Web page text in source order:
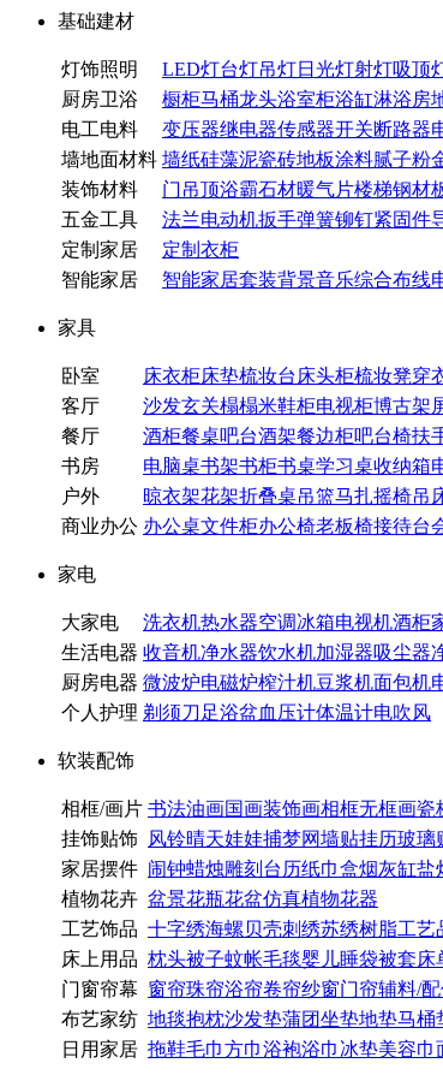
基础建材
灯饰照明 LED灯台灯吊灯日光灯射灯吸顶
厨房卫浴
橱柜马桶龙头浴室柜浴缸淋浴房
电工电料
变压器继电器传感器开关断路器
墙地面材料 墙纸硅藻泥瓷砖地板涂料腻子粉
装饰材料
门 吊顶浴霸石材暖气片楼梯钢材
五金工具
法兰电动机扳手弹簧铆钉紧固件
定制家居
定制衣柜
智能家居
智能家居套装背景音乐综合布线
家具
卧室 床衣柜床垫梳妆台 床头柜梳妆凳穿
客厅
沙发玄关榻榻米鞋柜电视柜博古架
餐厅
酒柜餐桌吧台酒架餐边柜吧台椅扶
书房
电脑桌书架书柜书桌学习桌收纳箱
户外
晾衣架花架折叠桌吊篮马扎摇椅吊
商业办公 办公桌文件柜办公椅老板椅接待台
家电
大家电 洗衣机热水器空调冰箱电视机酒柜
生活电器 收音机净水器饮水机加湿器吸尘器
厨房电器 微波炉电磁炉榨汁机豆浆机面包机
个人护理 剃须刀 足浴盆血压计体温计电吹风
软装配饰
相框/画片 书法油画国画装饰画相框无框画瓷
挂饰贴饰 风铃晴天娃娃捕梦网墙贴挂历玻璃
家居摆件 闹钟蜡烛雕刻 台历纸巾盒烟灰缸盐
植物花卉 盆景花瓶花盆仿真植物花器
工艺饰品 十字绣海螺贝壳刺绣苏绣树脂工艺
床上用品 枕头被子蚊帐毛毯婴儿睡袋被套床
门窗帘幕 窗帘珠帘浴帘卷帘纱窗门帘辅料/
布艺家纺 地毯抱枕沙发垫蒲团坐垫地垫马桶
日用家居 拖鞋毛巾方巾浴袍浴巾 冰垫美容巾